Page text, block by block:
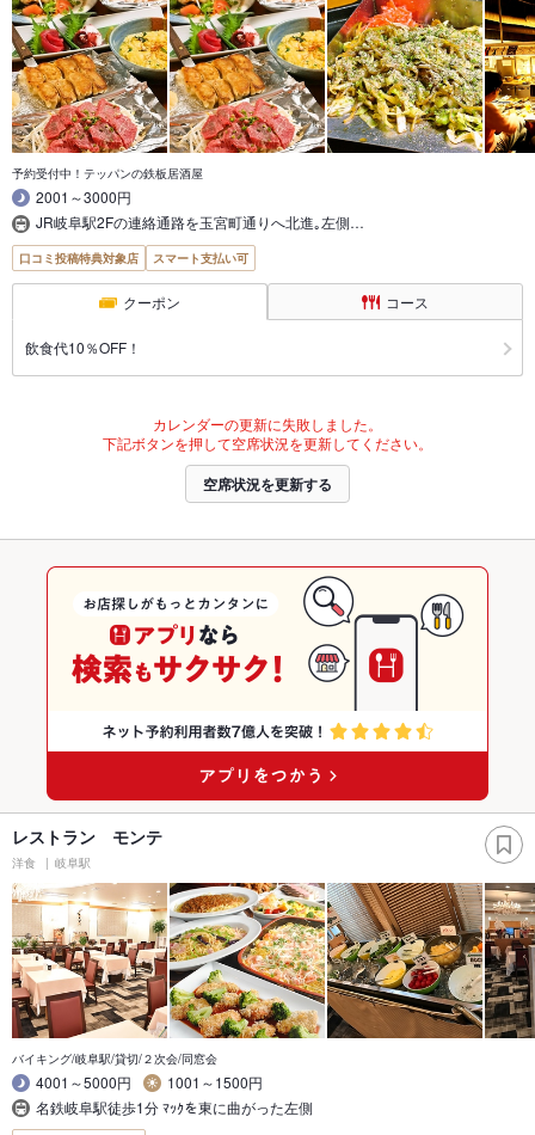
予約受付中！テッパンの鉄板居酒屋
2001～3000円
JR岐阜駅2Fの連絡通路を玉宮町通りへ北進｡左側…
口コミ投稿特典対象店 スマート支払い可
クーポン コース
飲食代10％OFF！
カレンダーの更新に失敗しました。
下記ボタンを押して空席状況を更新してください。
空席状況を更新する
レストラン モンテ
洋食 岐阜駅
バイキング/岐阜駅/貸切/２次会/同窓会
4001～5000円
1001～1500円
名鉄岐阜駅徒歩1分 ﾏｯｸを東に曲がった左側